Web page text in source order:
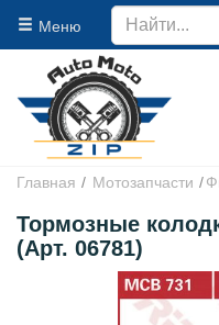
Меню
Главная Мотозапчасти
Тормозные
(Арт. 06781)